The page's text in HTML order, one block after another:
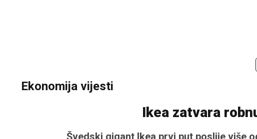
Ekonomija vijesti
Ikea zatvara
Švedski gigant Ikea prvi put poslije više